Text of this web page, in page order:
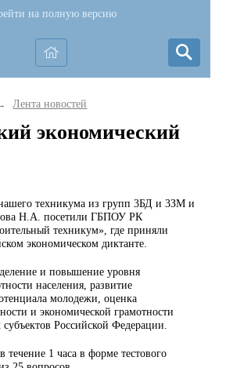
на полную версию
Лента новостей
экономический
нашего техникума из групп 3БД и 3ЗМ и
Н.А. посетили ГБПОУ РК
техникум», где приняли
экономическом диктанте.
и повышение уровня
населения, развитие
молодежи, оценка
и экономической грамотности
Российской Федерации.
течение 1 часа в форме тестового